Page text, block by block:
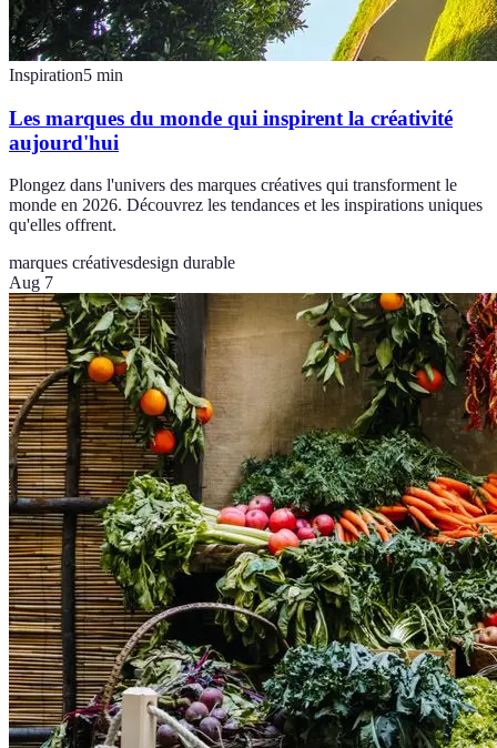
Inspiration5 min
Les marques du monde qui inspirent la créativité
aujourd'hui
Plongez dans l'univers des marques créatives qui transforment le
monde en 2026. Découvrez les tendances et les inspirations uniques
qu'elles offrent.
marques créativesdesign durable
Aug 7